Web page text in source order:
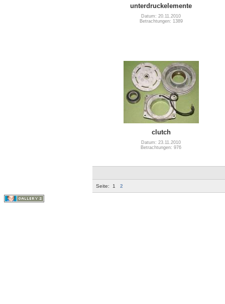
unterdruckelemente
Datum: 20.11.2010
Betrachtungen: 1389
clutch
Datum: 23.11.2010
Betrachtungen: 976
Seite: 1 2